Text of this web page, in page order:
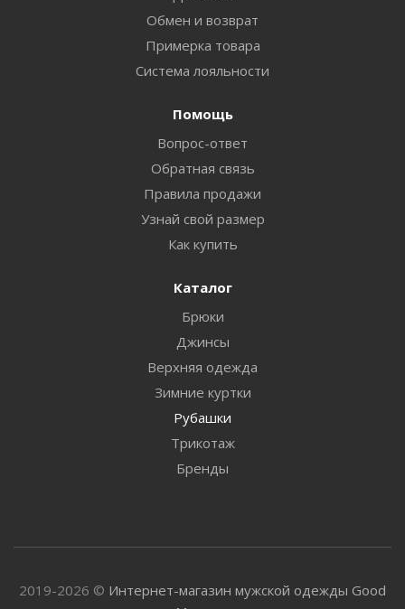
Обмен и возврат
Примерка товара
Система лояльности
Помощь
Вопрос-ответ
Обратная связь
Правила продажи
Узнай свой размер
Как купить
Каталог
Брюки
Джинсы
Верхняя одежда
Зимние куртки
Рубашки
Трикотаж
Бренды
2019-2026 © Интернет-магазин мужской одежды Good